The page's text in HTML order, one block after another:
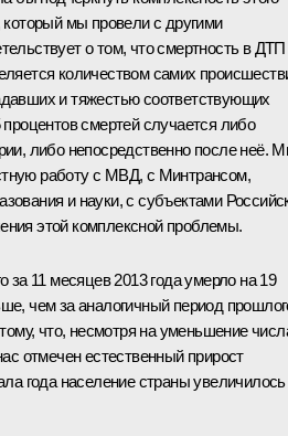
который мы провели с другими
о том, что смертность в ДТП
количеством самих
и тяжестью соответствующих
смертей случается либо
либо непосредственно после неё.
работу с МВД, с Минтрансом,
и науки, с субъектами
этой комплексной проблемы.
за 11 месяцев 2013 года умерло на 19
чем за аналогичный период
что, несмотря на уменьшение
отмечен естественный прирост
года население страны увеличилось